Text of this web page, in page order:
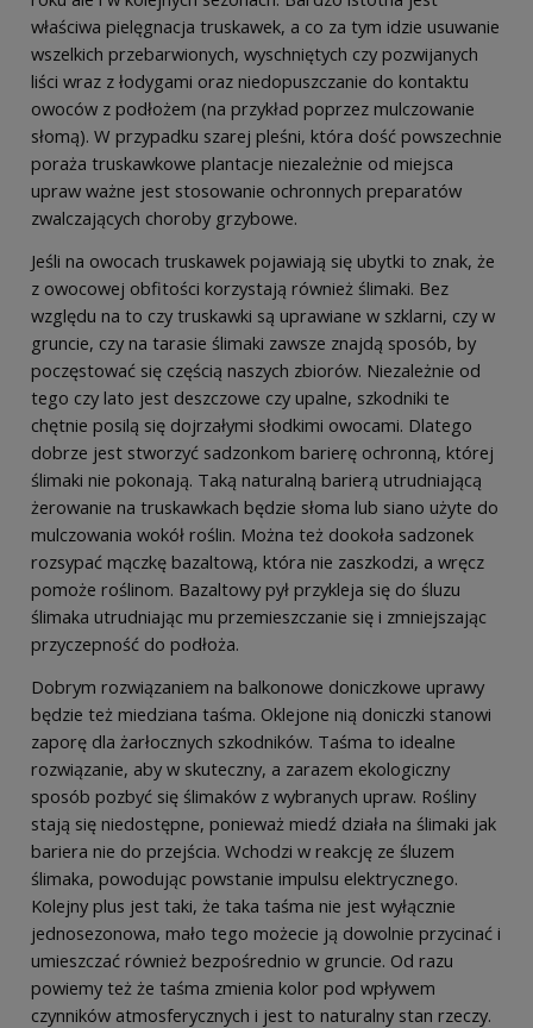
właściwa pielęgnacja truskawek, a co za tym idzie usuwanie
wszelkich przebarwionych, wyschniętych czy pozwijanych
liści wraz z łodygami oraz niedopuszczanie do kontaktu
owoców z podłożem (na przykład poprzez mulczowanie
słomą). W przypadku szarej pleśni, która dość powszechnie
poraża truskawkowe plantacje niezależnie od miejsca
upraw ważne jest stosowanie ochronnych preparatów
zwalczających choroby grzybowe.
Jeśli na owocach truskawek pojawiają się ubytki to znak, że
z owocowej obfitości korzystają również ślimaki. Bez
względu na to czy truskawki są uprawiane w szklarni, czy w
gruncie, czy na tarasie ślimaki zawsze znajdą sposób, by
poczęstować się częścią naszych zbiorów. Niezależnie od
tego czy lato jest deszczowe czy upalne, szkodniki te
chętnie posilą się dojrzałymi słodkimi owocami. Dlatego
dobrze jest stworzyć sadzonkom barierę ochronną, której
ślimaki nie pokonają. Taką naturalną barierą utrudniającą
żerowanie na truskawkach będzie słoma lub siano użyte do
mulczowania wokół roślin. Można też dookoła sadzonek
rozsypać mączkę bazaltową, która nie zaszkodzi, a wręcz
pomoże roślinom. Bazaltowy pył przykleja się do śluzu
ślimaka utrudniając mu przemieszczanie się i zmniejszając
przyczepność do podłoża.
Dobrym rozwiązaniem na balkonowe doniczkowe uprawy
będzie też miedziana taśma. Oklejone nią doniczki stanowi
zaporę dla żarłocznych szkodników. Taśma to idealne
rozwiązanie, aby w skuteczny, a zarazem ekologiczny
sposób pozbyć się ślimaków z wybranych upraw. Rośliny
stają się niedostępne, ponieważ miedź działa na ślimaki jak
bariera nie do przejścia. Wchodzi w reakcję ze śluzem
ślimaka, powodując powstanie impulsu elektrycznego.
Kolejny plus jest taki, że taka taśma nie jest wyłącznie
jednosezonowa, mało tego możecie ją dowolnie przycinać i
umieszczać również bezpośrednio w gruncie. Od razu
powiemy też że taśma zmienia kolor pod wpływem
czynników atmosferycznych i jest to naturalny stan rzeczy.